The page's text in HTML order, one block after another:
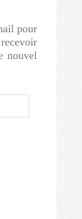
pour
nouvel